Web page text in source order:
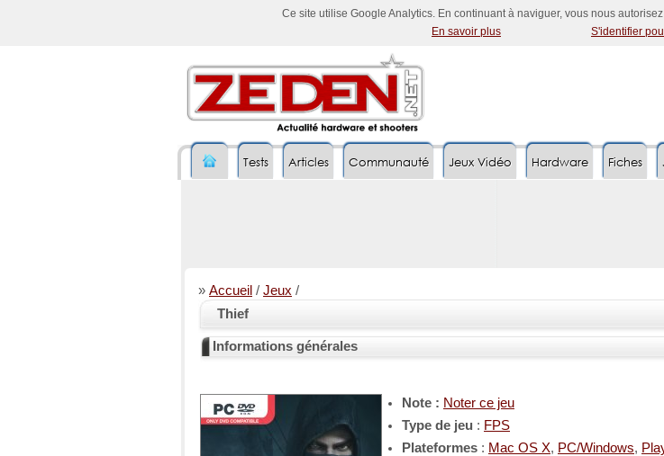
Ce site utilise Google Analytics. En continuant à naviguer, vous nous
En savoir plus
S'identifier
Tests Articles Communauté Jeux Vidéo Hardware Fiches
» Accueil / Jeux /
Thief
Informations générales
Note : Noter ce jeu
Type de jeu : FPS
Plateformes : Mac OS X, PC/Windows,